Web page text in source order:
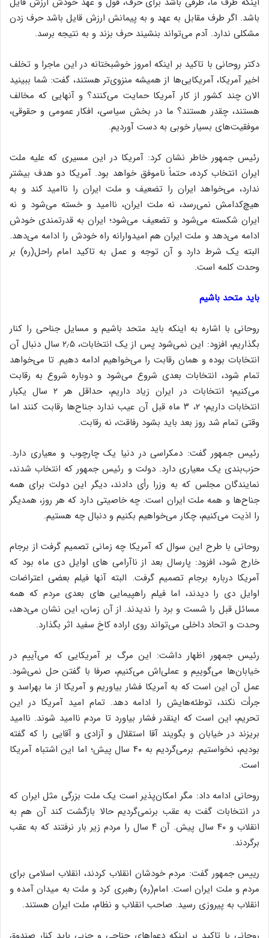
باشد. اگر طرف مقابل به عهد و به پیمانش ارزش قایل باشد حرف زدن
مشکلی ندارد. آدم می‌تواند بنشیند حرف بزند و به نتیجه برسد.
دکتر روحانی با تاکید بر اینکه امروز خوشبختانه در این ماجرا و تخلف
اخیر آمریکا، آمریکایی‌ها از همیشه منزوی‌تر هستند، گفت: شما ببینید
الان چند کشور از کار آمریکا حمایت می‌کنند؟ و آنهایی که مخالف
هستند، چقدر هستند؟ ما در بخش سیاسی، افکار عمومی و حقوقی،
موفقیت‌های بسیار خوبی به دست آوردیم.
رئیس جمهور خاطر نشان کرد: آمریکا در این مسیری که علیه ملت
ایران انتخاب کرده، حتماً ناموفق خواهد بود. آمریکا دو هدف بیشتر
ندارد، می‌خواهد ایران را تضعیف و ملت ایران را ناامید کند و به
هیچ‌کدامش نمی‌رسد، نه ملت ایران، ناامید و خسته می‌شود و نه
ایران شکسته می‌شود و تضعیف می‌شود؛ ایران به قدرتمندی خودش
ادامه می‌دهد و ملت ایران هم امیدوارانه راه خودش را ادامه می‌دهد.
البته یک شرط دارد و آن توجه و عمل به تاکید امام راحل(ره) بر
وحدت کلمه است.
باید متحد باشیم
روحانی با اشاره به اینکه باید متحد باشیم و مسایل جناحی را کنار
بگذاریم، افزود: این نمی‌شود پس از یک انتخابات، ۲٫۵ سال دنبال آن
انتخابات بوده و همان رقابت را می‌خواهیم ادامه دهیم. تا می‌خواهد
تمام شود، انتخابات بعدی شروع می‌شود و دوباره شروع به رقابت
می‌کنیم؛ انتخابات در ایران زیاد داریم، حداقل هر ۲ سال یکبار
انتخابات داریم؛ ۲، ۳ ماه قبل آن عیب ندارد جناح‌ها رقابت کنند اما
وقتی تمام شد روز بعد باید بشود رفاقت، نه رقابت.
رئیس جمهور گفت: دمکراسی در دنیا یک چارچوب و معیاری دارد.
حزب‌بندی یک معیاری دارد. دولت و رئیس جمهور که انتخاب شدند،
نمایندگان مجلس که به وزرا رأی دادند، دیگر این دولت برای همه
جناح‌ها و همه ملت ایران است. چه خاصیتی دارد که هر روز، همدیگر
را اذیت می‌کنیم، چکار می‌خواهیم بکنیم و دنبال چه هستیم.
روحانی با طرح این سوال که آمریکا چه زمانی تصمیم گرفت از برجام
خارج شود، افزود: پارسال بعد از ناآرامی های اوایل دی ماه بود که
آمریکا درباره برجام تصمیم گرفت. البته آنها فیلم بعضی اعتراضات
اوایل دی را دیدند، اما فیلم راهپیمایی های بعدی مردم که همه
مسائل قبل را شست و برد را ندیدند. از آن زمان، این نشان می‌دهد،
وحدت و اتحاد داخلی می‌تواند روی اراده کاخ سفید اثر بگذارد.
رئیس جمهور اظهار داشت: این مرگ بر آمریکایی که می‌آییم در
خیابان‌ها می‌گوییم و عملی‌اش می‌کنیم، صرفا با گفتن حل نمی‌شود.
عمل آن این است که به آمریکا فشار بیاوریم و آمریکا از ما بهراسد و
جرأت نکند، توطئه‌هایش را ادامه دهد. تمام امید آمریکا در این
تحریم، این است که اینقدر فشار بیاورد تا مردم ناامید شوند. ناامید
بریزند در خیابان و بگویند آقا استقلال و آزادی و آقایی را که گفته
بودیم، نخواستیم. برمی‌گردیم به ۴۰ سال پیش؛ اما این اشتباه آمریکا
است.
روحانی ادامه داد: مگر امکان‌پذیر است یک ملت بزرگی مثل ایران که
در انتخابات گفت به عقب برنمی‌گردیم حالا بازگشت کند آن هم به
انقلاب و ۴۰ سال پیش. آن ۴ سال را مردم زیر بار نرفتند که به عقب
برگردند.
رییس جمهور گفت: مردم خودشان انقلاب کردند، انقلاب اسلامی برای
مردم و ملت ایران است. امام(ره) رهبری کرد و ملت به میدان آمده و
انقلاب به پیروزی رسید. صاحب انقلاب و نظام، ملت ایران هستند.